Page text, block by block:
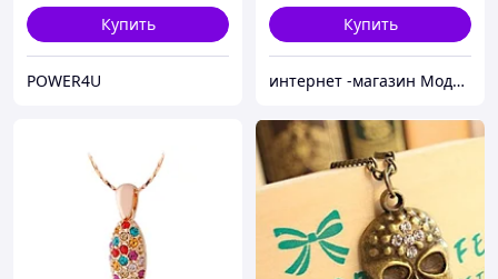
Купить
POWER4U
Купить
интернет -магазин Модняшка